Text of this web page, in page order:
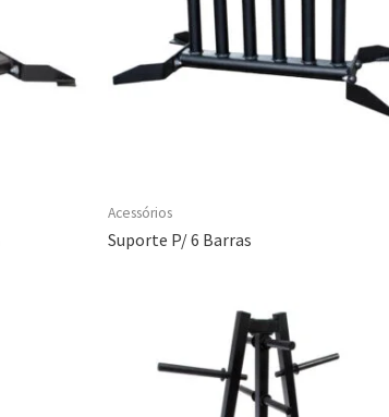
Acessórios
Suporte P/ 6 Barras